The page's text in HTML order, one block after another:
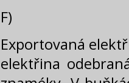
F)
Exportovaná
elektřina